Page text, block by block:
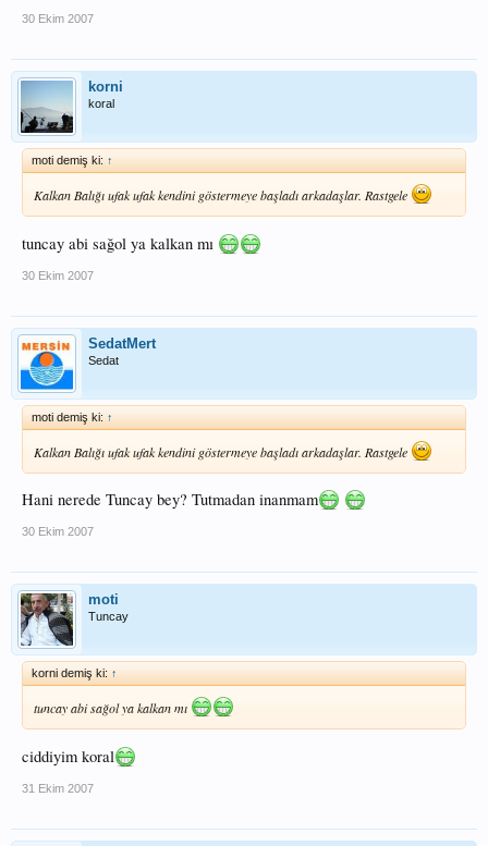
30 Ekim 2007
korni
koral
moti demiş ki: ↑
Kalkan Balığı ufak ufak kendini göstermeye başladı arkadaşlar. Rastgele
tuncay abi sağol ya kalkan mı
30 Ekim 2007
SedatMert
Sedat
moti demiş ki: ↑
Kalkan Balığı ufak ufak kendini göstermeye başladı arkadaşlar. Rastgele
Hani nerede Tuncay bey? Tutmadan inanmam
30 Ekim 2007
moti
Tuncay
korni demiş ki: ↑
tuncay abi sağol ya kalkan mı
ciddiyim koral
31 Ekim 2007